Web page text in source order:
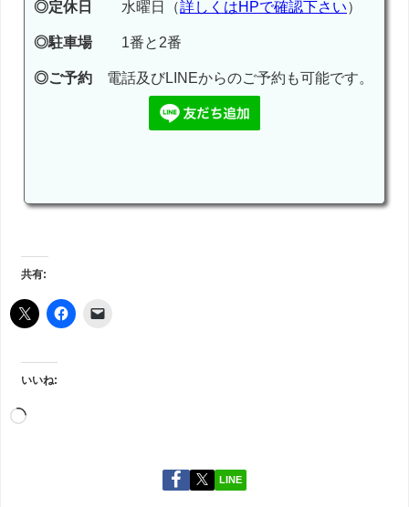
◎定休日 水曜日（詳しくはHPで確認下さい）
◎駐車場1番と2番
◎ご予約 電話及びLINEからのご予約も可能です。
共有:
いいね:
LINE